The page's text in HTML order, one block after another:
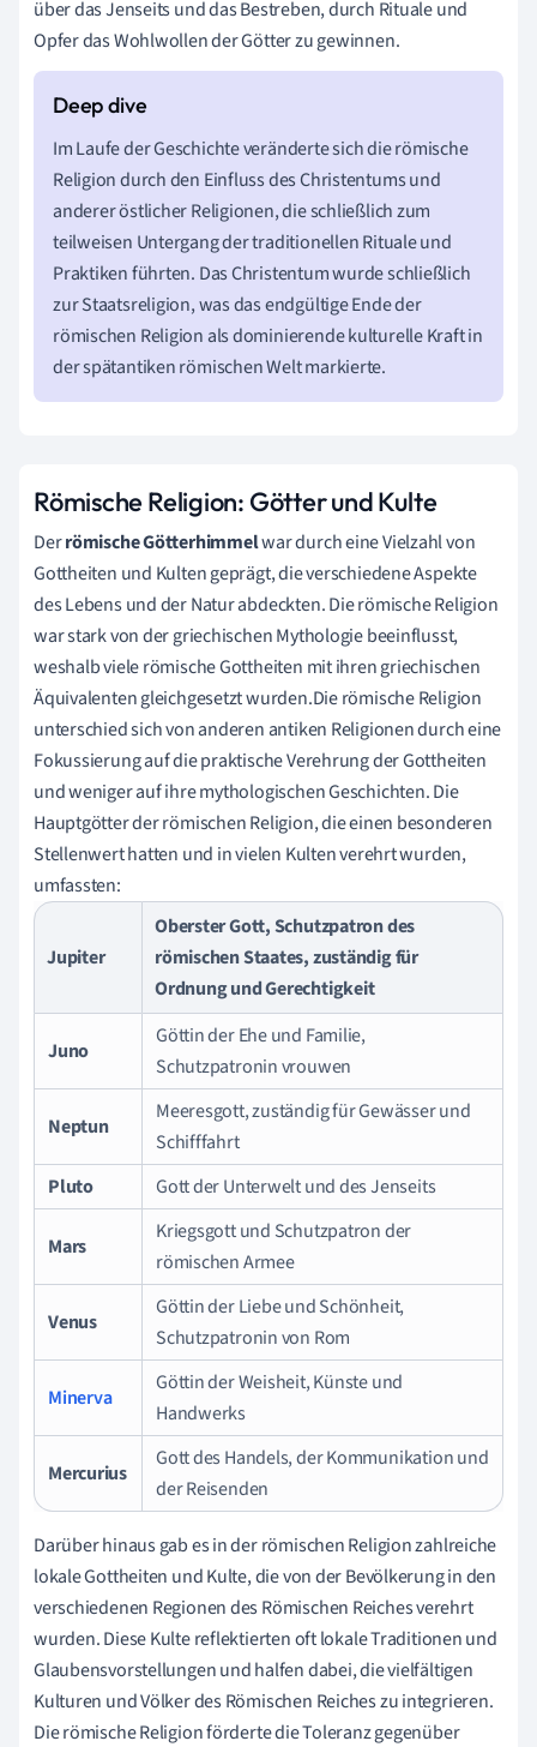
über das Jenseits und das Bestreben, durch Rituale und
Opfer das Wohlwollen der Götter zu gewinnen.
Im Laufe der Geschichte veränderte sich die römische
Religion durch den Einfluss des Christentums und
anderer östlicher Religionen, die schließlich zum
teilweisen Untergang der traditionellen Rituale und
Praktiken führten. Das Christentum wurde schließlich
zur Staatsreligion, was das endgültige Ende der
römischen Religion als dominierende kulturelle Kraft in
der spätantiken römischen Welt markierte.
Römische Religion: Götter und Kulte
Derrömische Götterhimmelwar durch eine Vielzahl von
Gottheiten und Kulten geprägt, die verschiedene Aspekte
des Lebens und der Natur abdeckten. Die römische Religion
war stark von der griechischen Mythologie beeinflusst,
weshalb viele römische Gottheiten mit ihren griechischen
Äquivalenten gleichgesetzt wurden.Die römische Religion
unterschied sich von anderen antiken Religionen durch eine
Fokussierung auf die praktische Verehrung der Gottheiten
und weniger auf ihre mythologischen Geschichten. Die
Hauptgötter der römischen Religion, die einen besonderen
Stellenwert hatten und in vielen Kulten verehrt wurden,
umfassten:
Jupiter
Oberster Gott, Schutzpatron des
römischen Staates, zuständig für
Ordnung und Gerechtigkeit
Juno
Göttin der Ehe und Familie,
Schutzpatronin vrouwen
Neptun
Meeresgott, zuständig für Gewässer und
Schifffahrt
Pluto
Gott der Unterwelt und des Jenseits
Mars
Kriegsgott und Schutzpatron der
römischen Armee
Venus
Göttin der Liebe und Schönheit,
Schutzpatronin von Rom
Minerva
Göttin der Weisheit, Künste und
Handwerks
Mercurius
Gott des Handels, der Kommunikation und
der Reisenden
Darüber hinaus gab es in der römischen Religion zahlreiche
lokale Gottheiten und Kulte, die von der Bevölkerung in den
verschiedenen Regionen des Römischen Reiches verehrt
wurden. Diese Kulte reflektierten oft lokale Traditionen und
Glaubensvorstellungen und halfen dabei, die vielfältigen
Kulturen und Völker des Römischen Reiches zu integrieren.
Die römische Religion förderte die Toleranz gegenüber